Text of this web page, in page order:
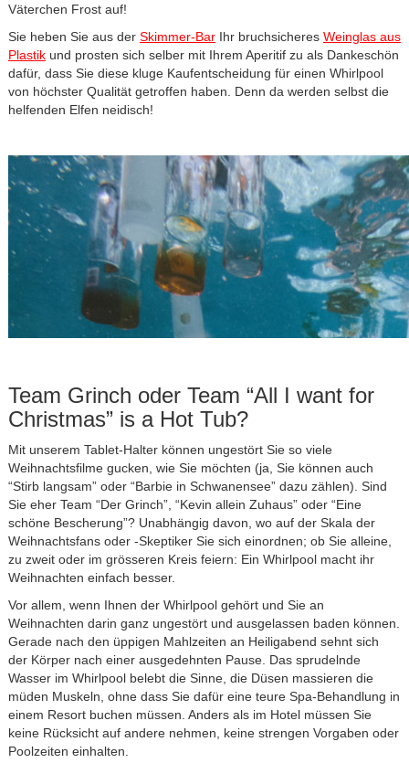
Väterchen Frost auf!
Sie heben Sie aus der Skimmer-BarIhr bruchsicheres Weinglas aus
Plastikund prosten sich selber mit Ihrem Aperitif zu als Dankeschön
dafür, dass Sie diese kluge Kaufentscheidung für einen Whirlpool
von höchster Qualität getroffen haben. Denn da werden selbst die
helfenden Elfen neidisch!
Team Grinch oder Team “All I want for
Christmas” is a Hot Tub?
Mit unserem Tablet-Halter können ungestört Sie so viele
Weihnachtsfilme gucken, wie Sie möchten (ja, Sie können auch
“Stirb langsam” oder “Barbie in Schwanensee” dazu zählen). Sind
Sie eher Team “Der Grinch”, “Kevin allein Zuhaus” oder “Eine
schöne Bescherung”? Unabhängig davon, wo auf der Skala der
Weihnachtsfans oder -Skeptiker Sie sich einordnen; ob Sie alleine,
zu zweit oder im grösseren Kreis feiern: Ein Whirlpool macht ihr
Weihnachten einfach besser.
Vor allem, wenn Ihnen der Whirlpool gehört und Sie an
Weihnachten darin ganz ungestört und ausgelassen baden können.
Gerade nach den üppigen Mahlzeiten an Heiligabend sehnt sich
der Körper nach einer ausgedehnten Pause. Das sprudelnde
Wasser im Whirlpool belebt die Sinne, die Düsen massieren die
müden Muskeln, ohne dass Sie dafür eine teure Spa-Behandlung in
einem Resort buchen müssen. Anders als im Hotel müssen Sie
keine Rücksicht auf andere nehmen, keine strengen Vorgaben oder
Poolzeiten einhalten.